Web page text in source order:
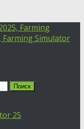
Farming
Farming Simulator
25